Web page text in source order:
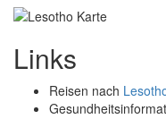
Links
Reisen nach